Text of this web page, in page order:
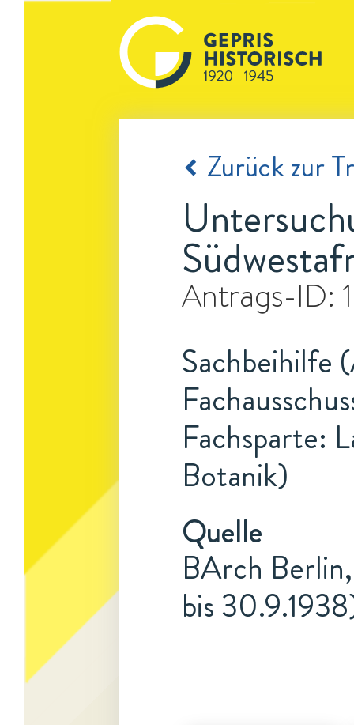
Zurück zur
Antrags-ID:
Sachbeihilfe
Fachsparte:
Botanik)
Quelle
BArch
bis